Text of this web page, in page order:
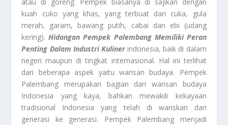
kuah cuko yang khas, yang terbuat dari cuka, gula
merah, garam, bawang putih, cabai dan ebi (udang
kering).Hidangan Pempek Palembang Memiliki Peran
Penting Dalam Industri Kulinerindonesia, baik di dalam
negeri maupun di tingkat internasional. Hal ini terlihat
dari beberapa aspek yaitu warisan budaya. Pempek
Palembang merupakan bagian dari warisan budaya
Indonesia yang kaya, bahkan mewakili kekayaan
tradisional Indonesia yang telah di wariskan dari
generasi ke generasi. Pempek Palembang menjadi